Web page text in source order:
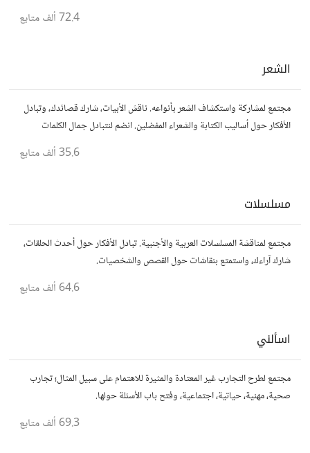
72.4 ألف متابع
الشعر
مجتمع لمشاركة واستكشاف الشعر بأنواعه. ناقش الأبيات، شارك قصائدك، وتبادل
الأفكار حول أساليب الكتابة والشعراء المفضلين. انضم لنتبادل جمال الكلمات
35.6 ألف متابع
مسلسلات
مجتمع لمناقشة المسلسلات العربية والأجنبية. تبادل الأفكار حول أحدث الحلقات،
شارك آراءك، واستمتع بنقاشات حول القصص والشخصيات.
64.6 ألف متابع
اسألني
مجتمع لطرح التجارب غير المعتادة والمثيرة للاهتمام على سبيل المثال؛ تجارب
صحية، مهنية، حياتية، اجتماعية، وفتح باب الأسئلة حولها.
69.3 ألف متابع